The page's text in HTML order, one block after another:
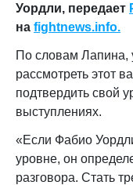
Уордли, передает
на fightnews.info.
По словам Лапина,
рассмотреть этот
подтвердить свой
выступлениях.
«Если Фабио
уровне, он
разговора. Стать